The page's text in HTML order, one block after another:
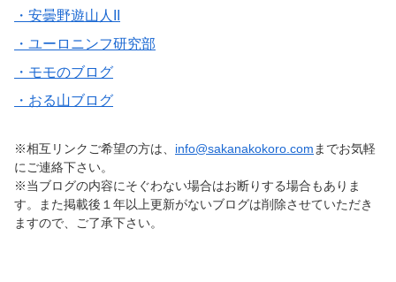
・安曇野遊山人II
・ユーロニンフ研究部
・モモのブログ
・おる山ブログ
※相互リンクご希望の方は、 info@sakanakokoro.comまでお気軽
にご連絡下さい。
※当ブログの内容にそぐわない場合はお断りする場合もありま
す。また掲載後１年以上更新がないブログは削除させていただき
ますので、ご了承下さい。